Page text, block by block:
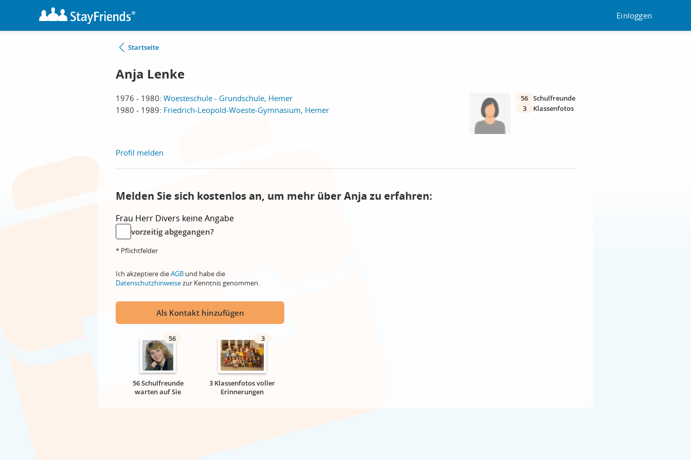
Einloggen
Startseite
Anja Lenke
1976 - 1980: Woesteschule - Grundschule, Hemer
1980 - 1989: Friedrich-Leopold-Woeste-Gymnasium, Hemer
56 Schulfreunde
3
Klassenfotos
Profil melden
Melden Sie sich kostenlos an, um mehr über Anja zu erfahren:
Frau Herr Divers keine Angabe
vorzeitig abgegangen?
* Pflichtfelder
Ich akzeptiere dieAGB und habe die
Datenschutzhinweisezur Kenntnis genommen.
Als Kontakt hinzufügen
56
56 Schulfreunde
warten auf Sie
3
3 Klassenfotos voller
Erinnerungen